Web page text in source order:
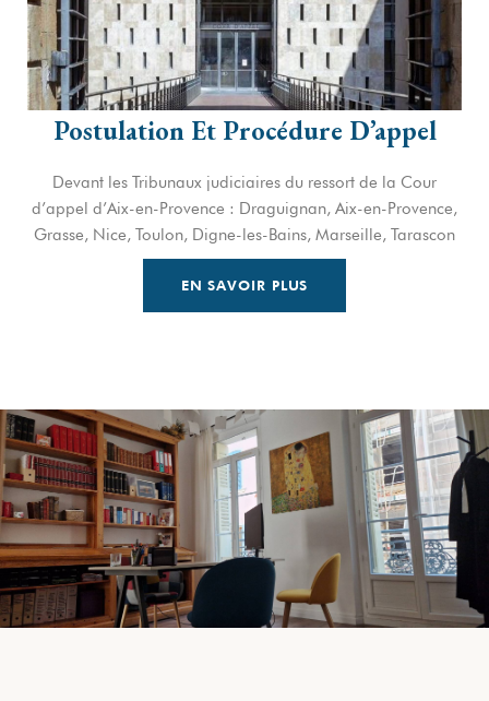
Postulation Et Procédure D’appel
Devant les Tribunaux judiciaires du ressort de la Cour
d’appel d’Aix-en-Provence : Draguignan, Aix-en-Provence,
Grasse, Nice, Toulon, Digne-les-Bains, Marseille, Tarascon
EN SAVOIR PLUS